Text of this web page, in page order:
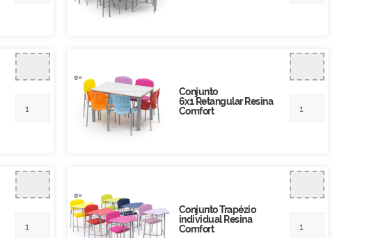
Conjunto
6x1 Retangular Resina
Comfort
Conjunto Trapézio
individual Resina
Comfort